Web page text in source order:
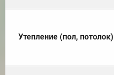
Утепление (пол, потолок)